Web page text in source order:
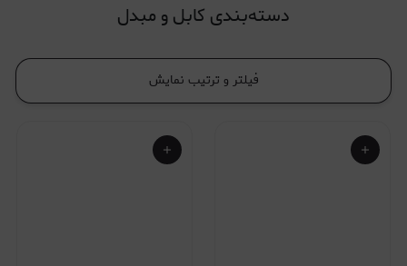
دسته‌بندی کابل و مبدل
فیلتر و ترتیب نمایش